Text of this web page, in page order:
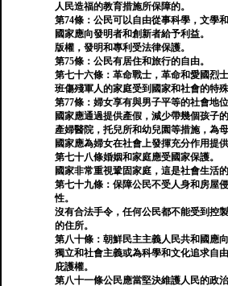
人民造福的教育措施所保障的。
第74條：公民可以自由從事科學，文學和
國家應向發明者和創新者給予利益。
版權，發明和專利受法律保護。
第75條：公民有居住和旅行的自由。
第七十六條：革命戰士，革命和愛國烈
班傷殘軍人的家庭受到國家和社會的特殊
第77條：婦女享有與男子平等的社會地位
國家應通過提供產假，減少帶幾個孩子
產婦醫院，托兒所和幼兒園等措施，為
國家應為婦女在社會上發揮充分作用提供
第七十八條婚姻和家庭應受國家保護。
國家非常重視鞏固家庭，這是社會生活的
第七十九條：保障公民不受人身和房屋
性。
沒有合法手令，任何公民都不能受到控
的住所。
第八十條：朝鮮民主主義人民共和國應
獨立和社會主義或為科學和文化追求自
庇護權。
第八十一條公民應當堅決維護人民的政